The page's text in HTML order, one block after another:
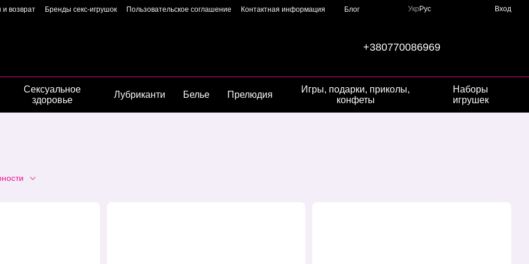
возврат Бренды секс-игрушок Пользовательское соглашение Контактная информация
Блог
Укр Рус Вход
+380770086969
Сексуальное
здоровье
Лубриканти Белье Прелюдия
Игры, подарки, приколы,
конфеты
Наборы
игрушек